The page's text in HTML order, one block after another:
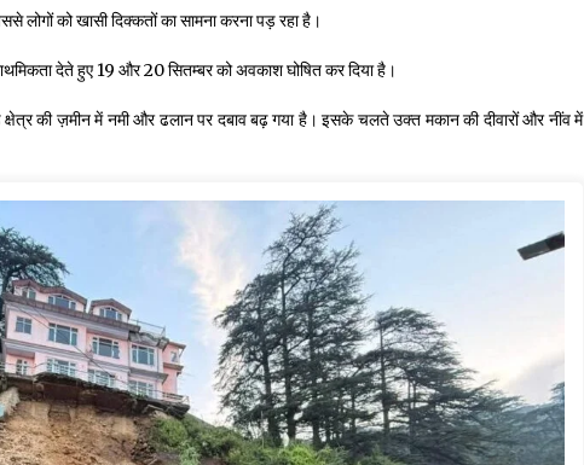
लोगों को खासी दिक्कतों का सामना करना पड़ रहा है।
देते हुए 19 और 20 सितम्बर को अवकाश घोषित कर दिया है।
क्षेत्र की ज़मीन में नमी और ढलान पर दबाव बढ़ गया है। इसके चलते उक्त मकान की दीवारों और नींव में